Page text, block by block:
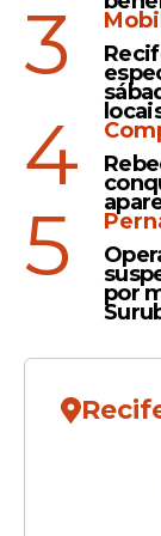
Públicos do
Ricardo,
27 de
após
servidores
e espera,
um
João
3
4
5 por